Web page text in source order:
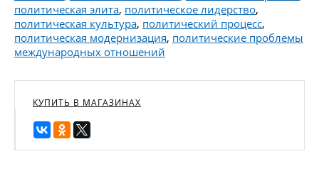
политическая элита, политическое лидерство,
политическая культура, политический процесс,
политическая модернизация, политические проблемы
международных отношений
КУПИТЬ В МАГАЗИНАХ